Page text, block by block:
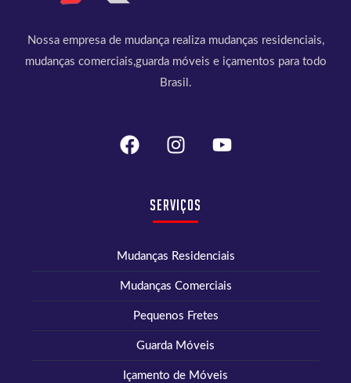
Nossa empresa de mudança realiza mudanças residenciais,
mudanças comerciais,guarda móveis e içamentos para todo
Brasil.
Serviços
Mudanças Residenciais
Mudanças Comerciais
Pequenos Fretes
Guarda Móveis
Içamento de Móveis